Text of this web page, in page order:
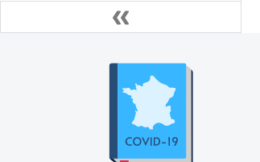
7 月 13 日（周一）
7 月 11 日（周六）
7 月 10 日（周五）
7 月 9 日（周四）
6 月 13 日（周六）
6 月 11 日（周四）
6 月 10 日（周三）
6 月 9 日（周二）
5 月 15 日（周五）
5 月 13 日（周三）
5 月 12 日（周二）
5 月 11 日（周一）
4 月 15 日（周三）
4 月 13 日（周一）
4 月 12 日（周日）
4 月 11 日（周六）
3 月 17 日（周二）
3 月 15 日（周日）
3 月 14 日（周六）
3 月 13 日（周五）